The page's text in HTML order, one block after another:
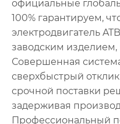
официальные
100% гарантируем,
электродвигатель
заводским изделием,
Совершенная
сверхбыстрый
срочной поставки
задерживая
Профессиональный